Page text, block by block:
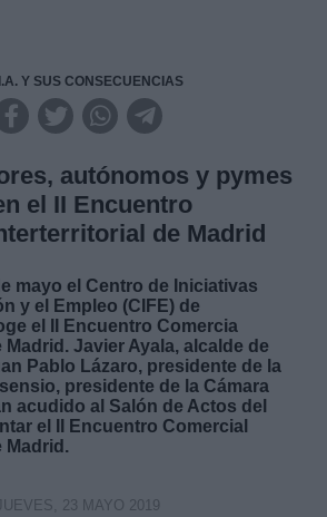
Y SUS CONSECUENCIAS
autónomos y pymes
el II Encuentro
de Madrid
mayo el Centro de Iniciativas
y el Empleo (CIFE) de
el II Encuentro Comercia
Madrid. Javier Ayala, alcalde de
Pablo Lázaro, presidente de la
presidente de la Cámara
acudido al Salón de Actos del
el II Encuentro Comercial
Madrid.
23 MAYO 2019